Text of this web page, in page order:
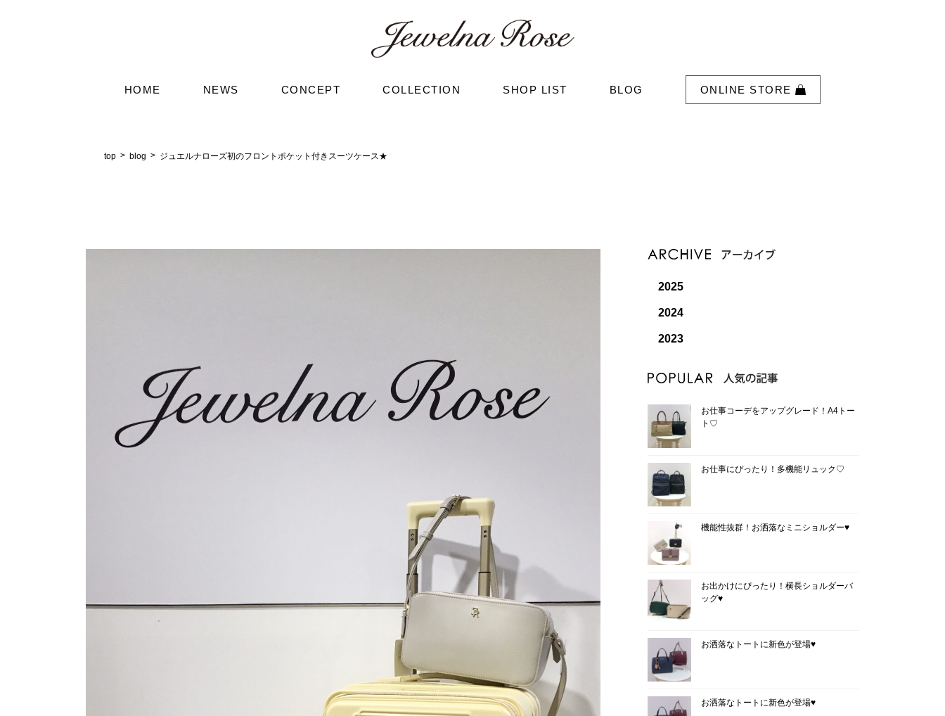
HOME NEWS CONCEPT COLLECTION SHOP LIST BLOG ONLINE STORE
top blog ジュエルナローズ初のフロントポケット付きスーツケース★
2025
2024
2023
お仕事コーデをアップグレード！A4トー
ト♡
お仕事にぴったり！多機能リュック♡
機能性抜群！お洒落なミニショルダー♥
お出かけにぴったり！横長ショルダーバ
ッグ♥
お洒落なトートに新色が登場♥
お洒落なトートに新色が登場♥